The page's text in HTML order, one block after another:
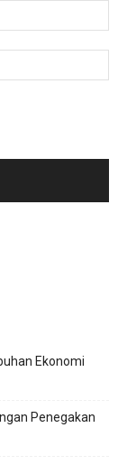
Ekonomi
Penegakan